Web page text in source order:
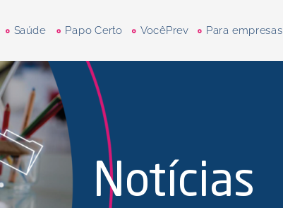
Saúde Papo Certo VocêPrev Para empresas
Notícias